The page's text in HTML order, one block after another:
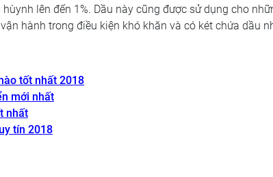
lên đến 1%. Dầu này cũng được sử dụng cho
hành trong điều kiện khó khăn và có két chứa dầu
tốt nhất 2018
mới nhất
nhất
tín 2018